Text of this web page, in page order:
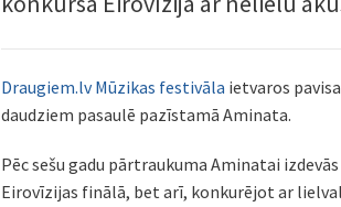
Draugiem.lv Mūzikas festivāla ietvaros
daudziem pasaulē pazīstamā Aminata.
Pēc sešu gadu pārtraukuma Aminatai
Eirovīzijas finālā, bet arī, konkurējot ar